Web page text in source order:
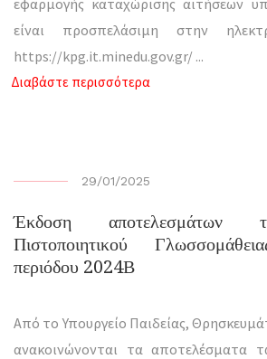
εφαρμογής καταχώρισης αιτήσεων
είναι προσπελάσιμη στην
https://kpg.it.minedu.gov.gr/ ...
Διαβάστε περισσότερα
29/01/2025
Έκδοση αποτελεσμάτων
Πιστοποιητικού
περιόδου 2024Β
Από το Υπουργείο Παιδείας,
ανακοινώνονται τα αποτελέσματα